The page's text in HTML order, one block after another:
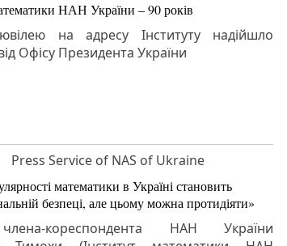
НАН України – 90 років
на адресу Інституту надійшло
Офісу Президента України
Press Service of NAS of Ukraine
математики в Україні становить
безпеці, але цьому можна протидіяти»
кореспондента НАН України